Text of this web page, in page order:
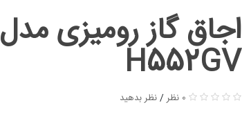
اجاق گاز رومیزی مدل
H552GV
0 نظر /نظر بدهید